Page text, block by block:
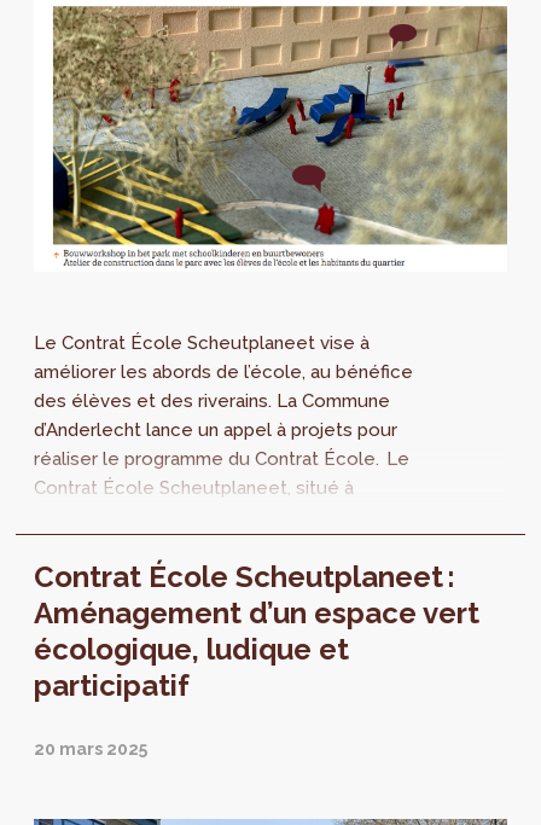
Le Contrat École Scheutplaneet vise à
améliorer les abords de l’école, au bénéfice
des élèves et des riverains. La Commune
d’Anderlecht lance un appel à projets pour
réaliser le programme du Contrat École. Le
Contrat École Scheutplaneet, situé à
Contrat École Scheutplaneet :
Aménagement d’un espace vert
écologique, ludique et
participatif
20 mars 2025